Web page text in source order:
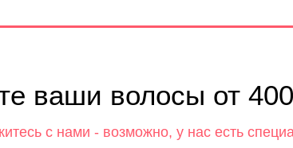
ваши волосы от
с нами - возможно, у нас есть